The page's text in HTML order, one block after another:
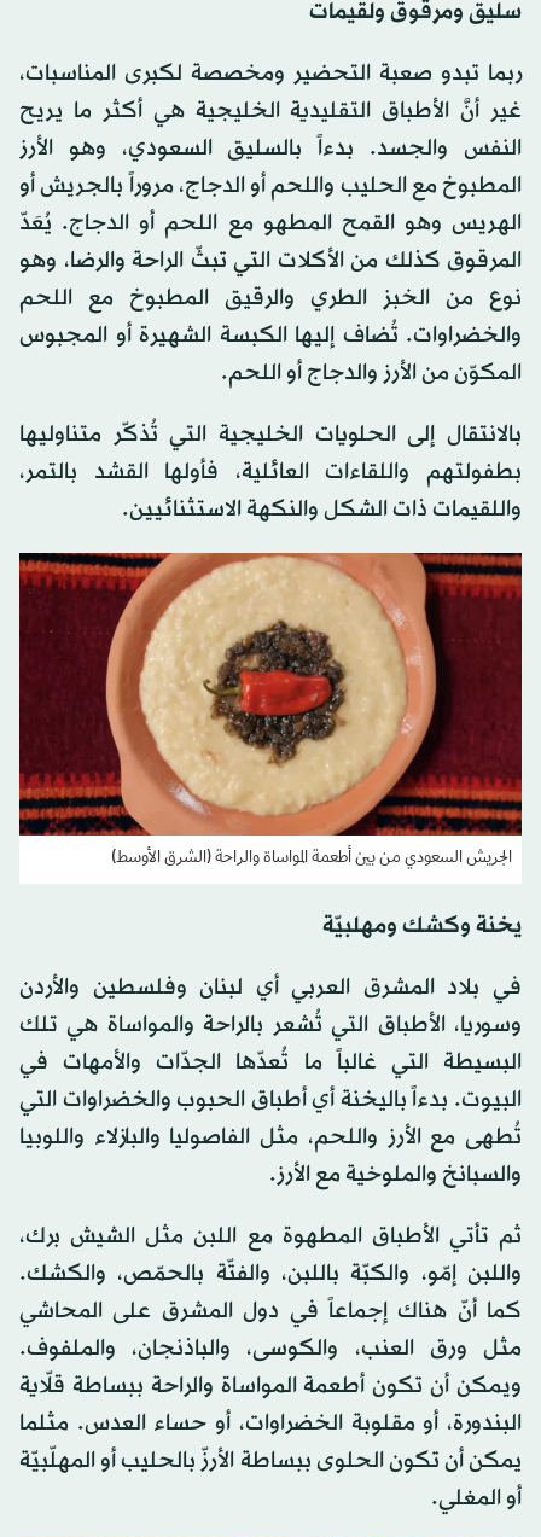
سليق ومرقوق ولقيمات
ربما تبدو صعبة التحضير ومخصصة لكبرى المناسبات،
غير أنَّ الأطباق التقليدية الخليجية هي أكثر ما يريح
النفس والجسد. بدءاً بالسليق السعودي، وهو الأرز
المطبوخ مع الحليب واللحم أو الدجاج، مروراً بالجريش أو
الهريس وهو القمح المطهو مع اللحم أو الدجاج. يُعَدّ
المرقوق كذلك من الأكلات التي تبثّ الراحة والرضا، وهو
نوع من الخبز الطري والرقيق المطبوخ مع اللحم
والخضراوات. تُضاف إليها الكبسة الشهيرة أو المجبوس
المكوّن من الأرز والدجاج أو اللحم.
بالانتقال إلى الحلويات الخليجية التي تُذكّر متناوليها
بطفولتهم واللقاءات العائلية، فأولها القشد بالتمر،
واللقيمات ذات الشكل والنكهة الاستثنائيين.
الجريش السعودي من بين أطعمة المواساة والراحة (الشرق الأوسط)
يخنة وكشك ومهلبيّة
في بلاد المشرق العربي أي لبنان وفلسطين والأردن
وسوريا، الأطباق التي تُشعر بالراحة والمواساة هي تلك
البسيطة التي غالباً ما تُعدّها الجدّات والأمهات في
البيوت. بدءاً باليخنة أي أطباق الحبوب والخضراوات التي
تُطهى مع الأرز واللحم، مثل الفاصوليا والبازلاء واللوبيا
والسبانخ والملوخية مع الأرز.
ثم تأتي الأطباق المطهوة مع اللبن مثل الشيش برك،
واللبن إمّو، والكبّة باللبن، والفتّة بالحمّص، والكشك.
كما أنّ هناك إجماعاً في دول المشرق على المحاشي
مثل ورق العنب، والكوسى، والباذنجان، والملفوف.
ويمكن أن تكون أطعمة المواساة والراحة ببساطة قلّاية
البندورة، أو مقلوبة الخضراوات، أو حساء العدس. مثلما
يمكن أن تكون الحلوى ببساطة الأرزّ بالحليب أو المهلّبيّة
أو المغلي.